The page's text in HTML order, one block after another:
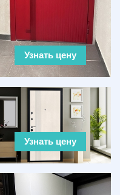
Узнать цену
Узнать цену